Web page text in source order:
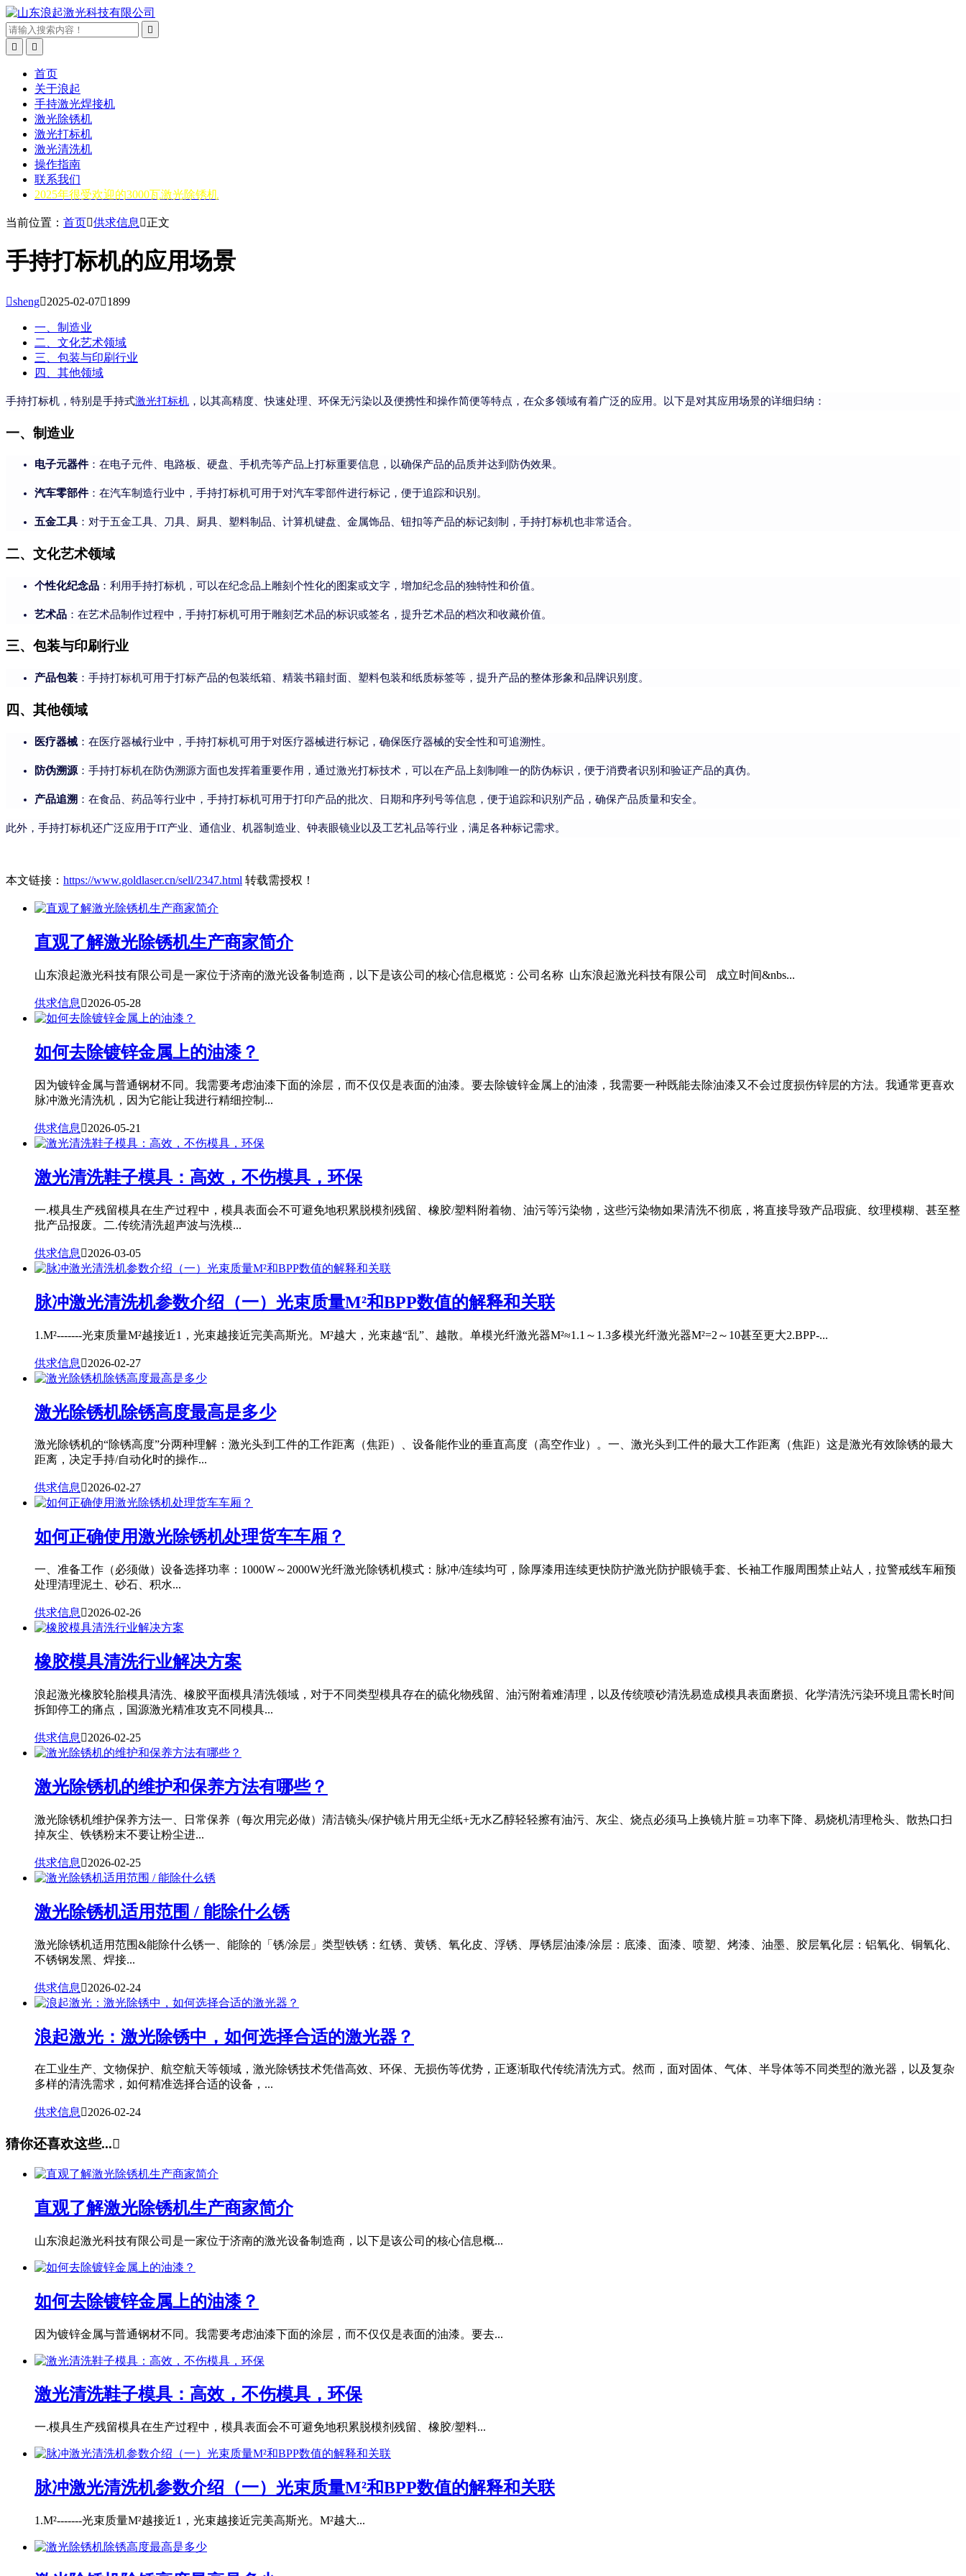



首页
关于浪起
手持激光焊接机
激光除锈机
激光打标机
激光清洗机
操作指南
联系我们
2025年很受欢迎的3000瓦激光除锈机
当前位置： 首页供求信息 正文
手持打标机的应用场景
sheng2025-02-071899
一、制造业
二、文化艺术领域
三、包装与印刷行业
四、其他领域
手持打标机，特别是手持式激光打标机 ，以其高精度、快速处理、环保无污染以及便携性和操作简便等特点，在众多领域有着广泛的应用。以下是对其应用场景的详细归纳：
一、制造业
电子元器件：在电子元件、电路板、硬盘、手机壳等产品上打标重要信息，以确保产品的品质并达到防伪效果。
汽车零部件：在汽车制造行业中，手持打标机可用于对汽车零部件进行标记，便于追踪和识别。
五金工具 ：对于五金工具、刀具、厨具、塑料制品、计算机键盘、金属饰品、钮扣等产品的标记刻制，手持打标机也非常适合。
二、文化艺术领域
个性化纪念品 ：利用手持打标机，可以在纪念品上雕刻个性化的图案或文字，增加纪念品的独特性和价值。
艺术品 ：在艺术品制作过程中，手持打标机可用于雕刻艺术品的标识或签名，提升艺术品的档次和收藏价值。
三、包装与印刷行业
产品包装 ：手持打标机可用于打标产品的包装纸箱、精装书籍封面、塑料包装和纸质标签等，提升产品的整体形象和品牌识别度。
四、其他领域
医疗器械 ：在医疗器械行业中，手持打标机可用于对医疗器械进行标记，确保医疗器械的安全性和可追溯性。
防伪溯源 ：手持打标机在防伪溯源方面也发挥着重要作用，通过激光打标技术，可以在产品上刻制唯一的防伪标识，便于消费者识别和验证产品的真伪。
产品追溯 ：在食品、药品等行业中，手持打标机可用于打印产品的批次、日期和序列号等信息，便于追踪和识别产品，确保产品质量和安全。
此外，手持打标机还广泛应用于IT产业、通信业、机器制造业、钟表眼镜业以及工艺礼品等行业，满足各种标记需求。
本文链接： https://www.goldlaser.cn/sell/2347.html 转载需授权！
直观了解激光除锈机生产商家简介
山东浪起激光科技有限公司是一家位于济南的激光设备制造商，以下是该公司的核心信息概览：公司名称 山东浪起激光科技有限公司 成立时间&nbs...
供求信息 2026-05-28
如何去除镀锌金属上的油漆？
因为镀锌金属与普通钢材不同。我需要考虑油漆下面的涂层，而不仅仅是表面的油漆。要去除镀锌金属上的油漆，我需要一种既能去除油漆又不会过度损伤锌层的方法。我通常更喜欢
脉冲激光清洗机，因为它能让我进行精细控制...
供求信息 2026-05-21
激光清洗鞋子模具：高效，不伤模具，环保
一.模具生产残留模具在生产过程中，模具表面会不可避免地积累脱模剂残留、橡胶/塑料附着物、油污等污染物，这些污染物如果清洗不彻底，将直接导致产品瑕疵、纹理模糊、甚至整
批产品报废。二.传统清洗超声波与洗模...
供求信息 2026-03-05
脉冲激光清洗机参数介绍（一）光束质量M²和BPP数值的解释和关联
1.M²-------光束质量M²越接近1，光束越接近完美高斯光。M²越大，光束越“乱”、越散。单模光纤激光器M²≈1.1～1.3多模光纤激光器M²=2～10甚至更大2.BPP-...
供求信息 2026-02-27
激光除锈机除锈高度最高是多少
激光除锈机的“除锈高度”分两种理解：激光头到工件的工作距离（焦距）、设备能作业的垂直高度（高空作业）。一、激光头到工件的最大工作距离（焦距）这是激光有效除锈的最大
距离，决定手持/自动化时的操作...
供求信息2026-02-27
如何正确使用激光除锈机处理货车车厢？
一、准备工作（必须做）设备选择功率：1000W～2000W光纤激光除锈机模式：脉冲/连续均可，除厚漆用连续更快防护激光防护眼镜手套、长袖工作服周围禁止站人，拉警戒线车厢预
处理清理泥土、砂石、积水...
供求信息 2026-02-26
橡胶模具清洗行业解决方案
浪起激光橡胶轮胎模具清洗、橡胶平面模具清洗领域，对于不同类型模具存在的硫化物残留、油污附着难清理，以及传统喷砂清洗易造成模具表面磨损、化学清洗污染环境且需长时间
拆卸停工的痛点，国源激光精准攻克不同模具...
供求信息 2026-02-25
激光除锈机的维护和保养方法有哪些？
激光除锈机维护保养方法一、日常保养（每次用完必做）清洁镜头/保护镜片用无尘纸+无水乙醇轻轻擦有油污、灰尘、烧点必须马上换镜片脏＝功率下降、易烧机清理枪头、散热口扫
掉灰尘、铁锈粉末不要让粉尘进...
供求信息 2026-02-25
激光除锈机适用范围 / 能除什么锈
激光除锈机适用范围&能除什么锈一、能除的「锈/涂层」类型铁锈：红锈、黄锈、氧化皮、浮锈、厚锈层油漆/涂层：底漆、面漆、喷塑、烤漆、油墨、胶层氧化层：铝氧化、铜氧化、
不锈钢发黑、焊接...
供求信息 2026-02-24
浪起激光：激光除锈中，如何选择合适的激光器？
在工业生产、文物保护、航空航天等领域，激光除锈技术凭借高效、环保、无损伤等优势，正逐渐取代传统清洗方式。然而，面对固体、气体、半导体等不同类型的激光器，以及复杂
多样的清洗需求，如何精准选择合适的设备，...
供求信息2026-02-24
猜你还喜欢这些...
直观了解激光除锈机生产商家简介
山东浪起激光科技有限公司是一家位于济南的激光设备制造商，以下是该公司的核心信息概...
如何去除镀锌金属上的油漆？
因为镀锌金属与普通钢材不同。我需要考虑油漆下面的涂层，而不仅仅是表面的油漆。要去...
激光清洗鞋子模具：高效，不伤模具，环保
一.模具生产残留模具在生产过程中，模具表面会不可避免地积累脱模剂残留、橡胶/塑料...
脉冲激光清洗机参数介绍（一）光束质量M²和BPP数值的解释和关联
1.M²-------光束质量M²越接近1，光束越接近完美高斯光。M²越大...